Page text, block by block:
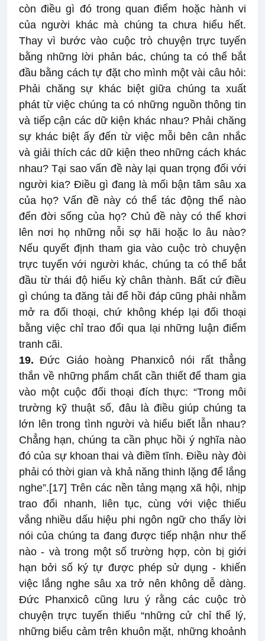
còn điều gì đó trong quan điểm hoặc hành vi
của người khác mà chúng ta chưa hiểu hết.
Thay vì bước vào cuộc trò chuyện trực tuyến
bằng những lời phản bác, chúng ta có thể bắt
đầu bằng cách tự đặt cho mình một vài câu hỏi:
Phải chăng sự khác biệt giữa chúng ta xuất
phát từ việc chúng ta có những nguồn thông tin
và tiếp cận các dữ kiện khác nhau? Phải chăng
sự khác biệt ấy đến từ việc mỗi bên cân nhắc
và giải thích các dữ kiện theo những cách khác
nhau? Tại sao vấn đề này lại quan trọng đối với
người kia? Điều gì đang là mối bận tâm sâu xa
của họ? Vấn đề này có thể tác động thế nào
đến đời sống của họ? Chủ đề này có thể khơi
lên nơi họ những nỗi sợ hãi hoặc lo âu nào?
Nếu quyết định tham gia vào cuộc trò chuyện
trực tuyến với người khác, chúng ta có thể bắt
đầu từ thái độ hiếu kỳ chân thành. Bất cứ điều
gì chúng ta đăng tải để hồi đáp cũng phải nhằm
mở ra đối thoại, chứ không khép lại đối thoại
bằng việc chỉ trao đổi qua lại những luận điểm
tranh cãi.
19.Đức Giáo hoàng Phanxicô nói rất thẳng
thắn về những phẩm chất cần thiết để tham gia
vào một cuộc đối thoại đích thực: “Trong môi
trường kỹ thuật số, đâu là điều giúp chúng ta
lớn lên trong tình người và hiểu biết lẫn nhau?
Chẳng hạn, chúng ta cần phục hồi ý nghĩa nào
đó của sự khoan thai và điềm tĩnh. Điều này đòi
phải có thời gian và khả năng thinh lặng để lắng
nghe”.[17] Trên các nền tảng mạng xã hội, nhịp
trao đổi nhanh, liên tục, cùng với việc thiếu
vắng nhiều dấu hiệu phi ngôn ngữ cho thấy lời
nói của chúng ta đang được tiếp nhận như thế
nào - và trong một số trường hợp, còn bị giới
hạn bởi số ký tự được phép sử dụng - khiến
việc lắng nghe sâu xa trở nên không dễ dàng.
Đức Phanxicô cũng lưu ý rằng các cuộc trò
chuyện trực tuyến thiếu “những cử chỉ thể lý,
những biểu cảm trên khuôn mặt, những khoảnh